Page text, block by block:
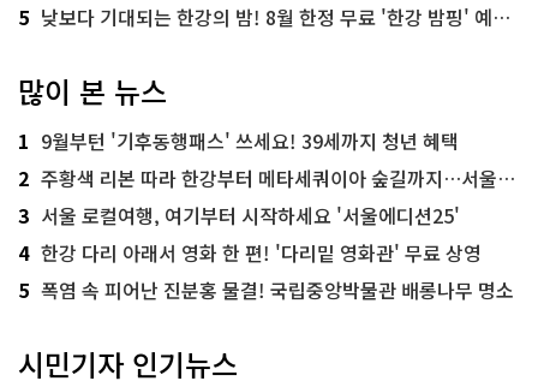
5 낮보다 기대되는 한강의 밤! 8월 한정 무료 '한강 밤핑' 예약은?
많이 본 뉴스
1 9월부턴 '기후동행패스' 쓰세요! 39세까지 청년 혜택
2 주황색 리본 따라 한강부터 메타세쿼이아 숲길까지…서울둘레길 15코스
3 서울 로컬여행, 여기부터 시작하세요 '서울에디션25'
4 한강 다리 아래서 영화 한 편! '다리밑 영화관' 무료 상영
5 폭염 속 피어난 진분홍 물결! 국립중앙박물관 배롱나무 명소
시민기자 인기뉴스